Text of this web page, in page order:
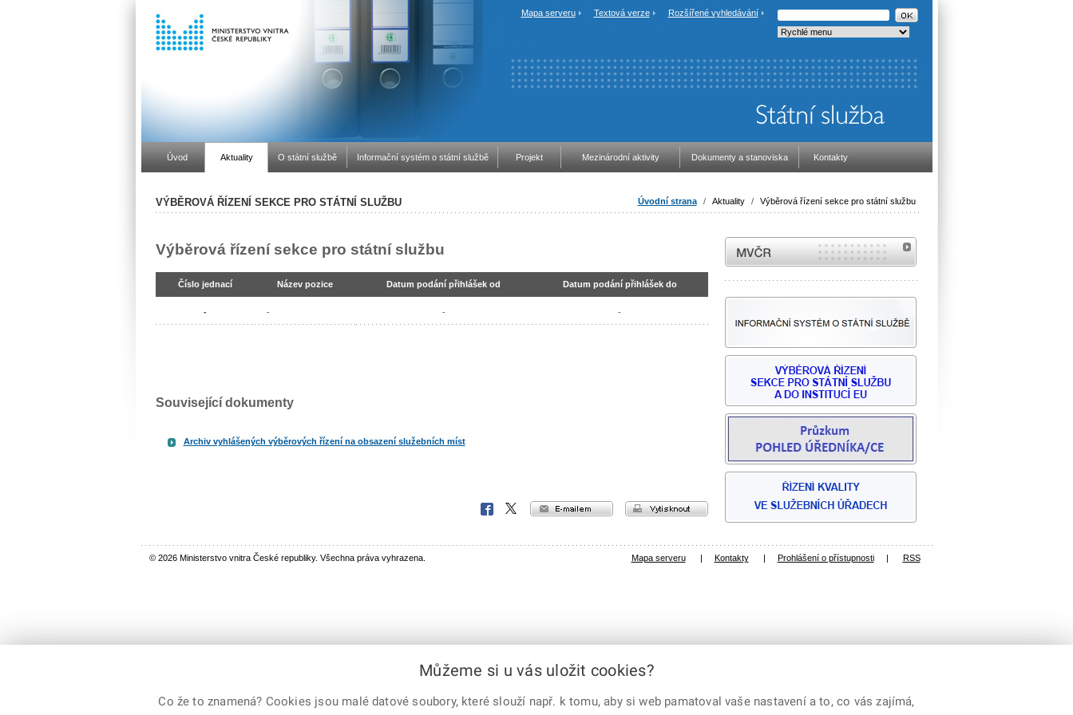
Mapa serveru Textová verze Rozšířené vyhledávání
Úvod Aktuality O státní službě Informační systém o státní službě Projekt Mezinárodní aktivity Dokumenty a stanoviska Kontakty
Úvodní strana / Aktuality / Výběrová řízení sekce pro státní službu
VÝBĚROVÁ ŘÍZENÍ SEKCE PRO STÁTNÍ SLUŽBU
Výběrová řízení sekce pro státní službu
Číslo jednací Název pozice Datum podání přihlášek od Datum podání přihlášek do
- - - -
Související dokumenty
Archiv vyhlášených výběrových řízení na obsazení služebních míst
vytisknout
e-mailem
X
Facebook
MVČR
© 2026 Ministerstvo vnitra České republiky. Všechna práva vyhrazena. Mapa serveru | Kontakty | Prohlášení o přístupnosti | RSS
Můžeme si u vás uložit cookies?
Co že to znamená? Cookies jsou malé datové soubory, které slouží např. k tomu, aby si web pamatoval vaše nastavení a to, co vás zajímá,